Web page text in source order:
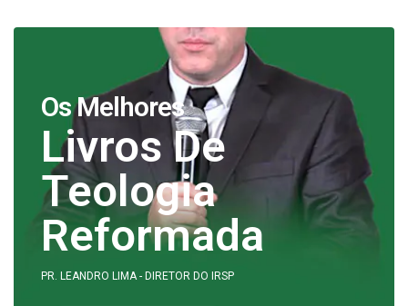
Os Melhores
Livros De
Teologia
Reformada
PR. LEANDRO LIMA - DIRETOR DO IRSP